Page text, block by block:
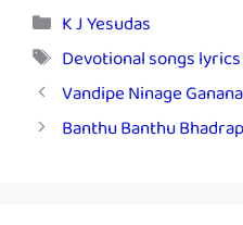
Categories
K J Yesudas
Tags
Devotional songs
Vandipe Ninage
Banthu Banthu